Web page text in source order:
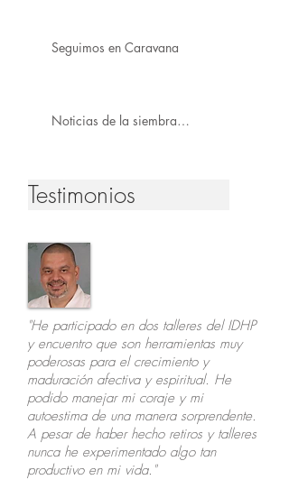
Testimonios
"He participado en dos talleres del IDHP
y encuentro que son herramientas muy
poderosas para el crecimiento y
maduración afectiva y espiritual. He
podido manejar mi coraje y mi
autoestima de una manera sorprendente.
A pesar de haber hecho retiros y talleres
nunca he experimentado algo tan
productivo en mi vida."
Seguimos en Caravana
Noticias de la siembra…